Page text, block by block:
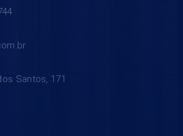
Santos, 171